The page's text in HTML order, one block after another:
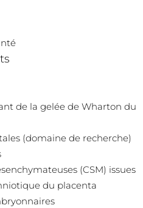
de la gelée de Wharton du
(domaine de recherche)
(CSM) issues
du placenta